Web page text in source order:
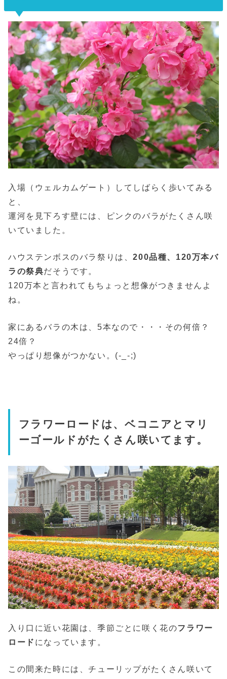
入場（ウェルカムゲート）してしばらく歩いてみる
と、
運河を見下ろす壁には、ピンクのバラがたくさん咲
いていました。
ハウステンボスのバラ祭りは、200品種、120万本バ
ラの祭典だそうです。
120万本と言われてもちょっと想像がつきませんよ
ね。
家にあるバラの木は、5本なので・・・その何倍？
24倍？
やっぱり想像がつかない。(-_-;)
フラワーロードは、ベコニアとマリ
ーゴールドがたくさん咲いてます。
入り口に近い花園は、季節ごとに咲く花のフラワー
ロード になっています。
この間来た時には、チューリップがたくさん咲いて